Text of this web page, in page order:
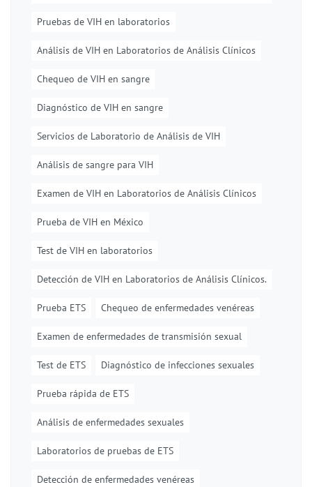
Pruebas de VIH en laboratorios
Análisis de VIH en Laboratorios de Análisis Clínicos
Chequeo de VIH en sangre
Diagnóstico de VIH en sangre
Servicios de Laboratorio de Análisis de VIH
Análisis de sangre para VIH
Examen de VIH en Laboratorios de Análisis Clínicos
Prueba de VIH en México
Test de VIH en laboratorios
Detección de VIH en Laboratorios de Análisis Clínicos.
Prueba ETS Chequeo de enfermedades venéreas
Examen de enfermedades de transmisión sexual
Test de ETS Diagnóstico de infecciones sexuales
Prueba rápida de ETS
Análisis de enfermedades sexuales
Laboratorios de pruebas de ETS
Detección de enfermedades venéreas